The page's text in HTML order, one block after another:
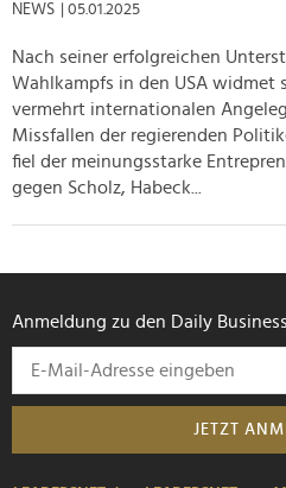
NEWS | 05.01.2025
Nach seiner erfolgreichen
Wahlkampfs in den USA widmet
vermehrt internationalen
Missfallen der regierenden
fiel der meinungsstarke
gegen Scholz, Habeck...
Anmeldung zu den Daily
JETZT